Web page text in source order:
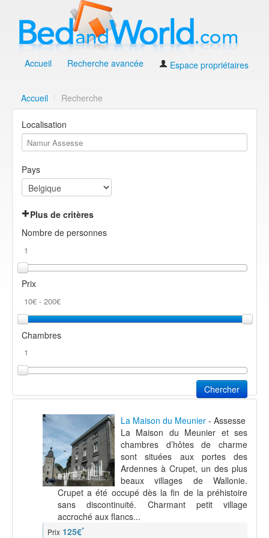
Accueil Recherche avancée Espace propriétaires
Accueil / Recherche
Localisation
Pays
Plus de critères
Nombre de personnes
Prix
Chambres
Chercher
La Maison du Meunier - Assesse
La Maison du Meunier et ses
chambres d’hôtes de charme
sont situées aux portes des
Ardennes à Crupet, un des plus
beaux villages de Wallonie.
Crupet a été occupé dès la fin de la préhistoire
sans discontinuité. Charmant petit village
accroché aux flancs...
Prix 125€*